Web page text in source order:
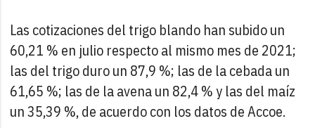
Las cotizaciones del trigo blando han subido un
60,21 % en julio respecto al mismo mes de 2021;
las del trigo duro un 87,9 %; las de la cebada un
61,65 %; las de la avena un 82,4 % y las del maíz
un 35,39 %, de acuerdo con los datos de Accoe.